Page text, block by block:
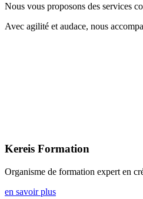
Nous vous proposons des services
Avec agilité et audace, nous
Kereis Formation
Organisme de formation expert en
en savoir plus